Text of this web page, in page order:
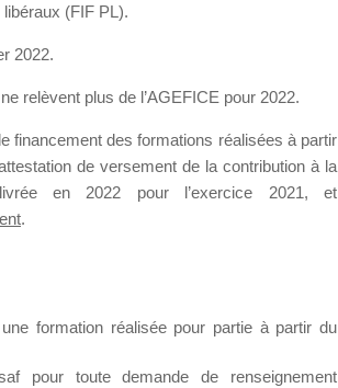
Mallette du Dirigeant.
ou poser une question.
(FIF PL).
2022.
relèvent plus de l’AGEFICE pour 2022.
financement des formations réalisées à partir
de versement de la contribution à la
en 2022 pour l’exercice 2021, et
.
formation réalisée pour partie à partir du
pour toute demande de renseignement